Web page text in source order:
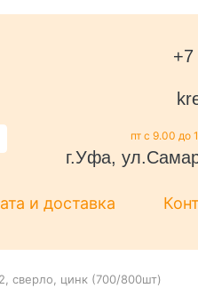
+7
пт с 9.00 до
г.Уфа,
и доставка
сверло, цинк (700/800шт)